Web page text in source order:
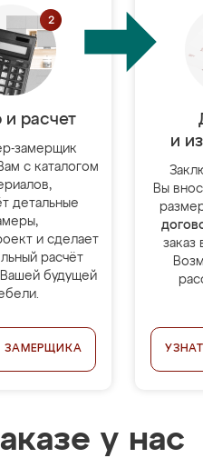
и расчет
замерщик
с каталогом
детальные
и сделает
расчёт
будущей
ЗАМЕРЩИКА
и
Вы
заказ
у нас